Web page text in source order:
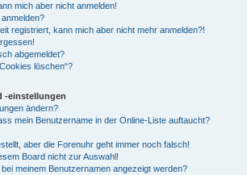
mich aber nicht anmelden!
registriert, kann mich aber nicht mehr anmelden?!
abgemeldet?
löschen“?
-einstellungen
ändern?
mein Benutzername in der Online-Liste auftaucht?
aber die Forenuhr geht immer noch falsch!
Board nicht zur Auswahl!
meinem Benutzernamen angezeigt werden?